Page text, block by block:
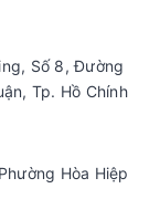
Số 8, Đường
Tp. Hồ Chính
Hòa Hiệp